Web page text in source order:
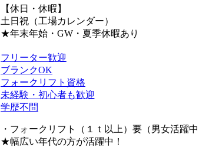
【休日・休暇】
土日祝（工場カレンダー）
★年末年始・GW・夏季休暇あり
フリーター歓迎
ブランクOK
フォークリフト資格
未経験・初心者も歓迎
学歴不問
・フォークリフト（１ｔ以上）要（男女活躍
★幅広い年代の方が活躍中！